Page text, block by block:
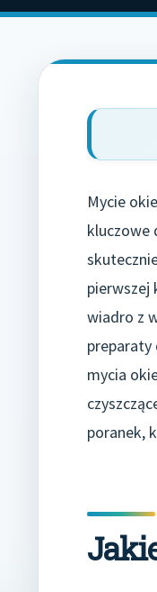
Mycie
kluczowe
pierwszej
wiadro z
preparaty
mycia
poranek,